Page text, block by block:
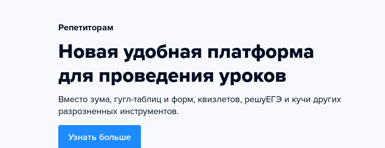
Репетиторам
Новая удобная платформа
для проведения уроков
Вместо зума, гугл-таблиц и форм, квизлетов, решуЕГЭ и кучи других
разрозненных инструментов.
Узнать больше